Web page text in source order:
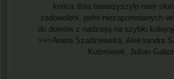
końca dnia towarzyszyło nam
zadowoleni, pełni niezapomnianych
do domów z nadzieją na szybki
>>>Aneta Szadziewska, Aleksandra
Kuśmierek, Julian